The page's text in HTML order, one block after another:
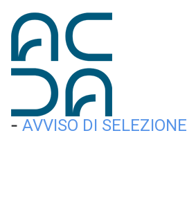
- AVVISO DI SELEZIONE